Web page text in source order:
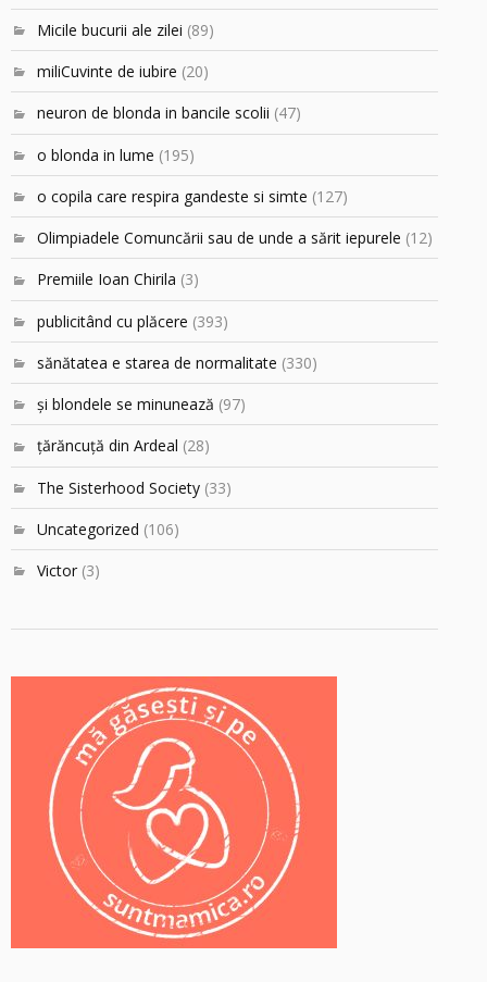
Micile bucurii ale zilei (89)
miliCuvinte de iubire (20)
neuron de blonda in bancile scolii (47)
o blonda in lume (195)
o copila care respira gandeste si simte (127)
Olimpiadele Comuncării sau de unde a sărit iepurele (12)
Premiile Ioan Chirila (3)
publicitând cu plăcere (393)
sănătatea e starea de normalitate (330)
şi blondele se minunează (97)
ţărăncuţă din Ardeal (28)
The Sisterhood Society (33)
Uncategorized (106)
Victor (3)